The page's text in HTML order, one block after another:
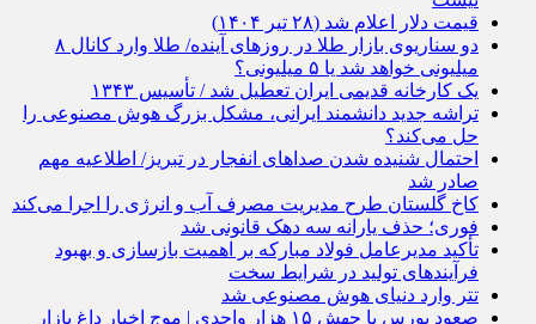
قیمت دلار اعلام شد (۲۸ تیر ۱۴۰۴)
دو سناریوی بازار طلا در روز‌های آینده/ طلا وارد کانال ۸
میلیونی خواهد شد یا ۵ میلیونی؟
یک کارخانه‌ قدیمی ایران تعطیل شد / تأسیس ۱۳۴۳
تراشه جدید دانشمند ایرانی، مشکل بزرگ هوش مصنوعی را
حل می‌کند؟
احتمال شنیده شدن صدا‌های انفجار در تبریز/ اطلاعیه مهم
صادر شد
کاخ گلستان طرح‌ مدیریت مصرف آب و انرژی را اجرا می‌کند
فوری؛ حذف یارانه سه دهک قانونی شد
تأکید مدیرعامل فولاد مبارکه بر اهمیت بازسازی و بهبود
فرآیندهای تولید در شرایط سخت
تتر وارد دنیای هوش مصنوعی شد
صعود بورس با جهش ۱۵ هزار واحدی | موج اخبار داغ بازار